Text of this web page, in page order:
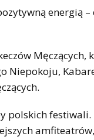
energią
Niepokoju,
polskich